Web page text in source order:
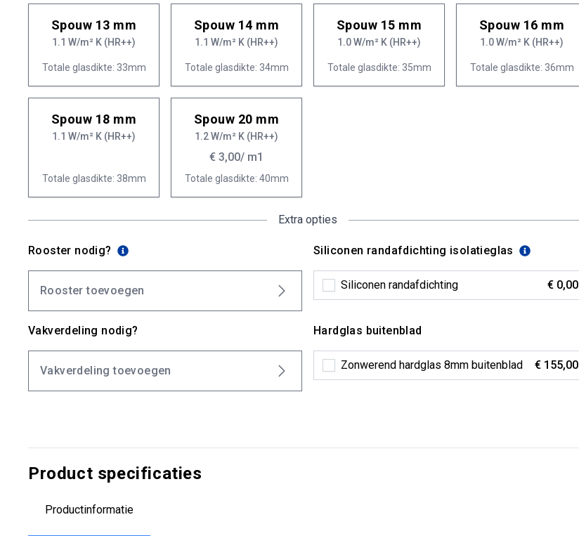
Spouw 13 mm
1.1 W/m² K (HR++)
Totale glasdikte: 33mm
Spouw 14 mm
1.1 W/m² K (HR++)
Totale glasdikte: 34mm
Spouw 15 mm
1.0 W/m² K (HR++)
Totale glasdikte: 35mm
Spouw 16 mm
1.0 W/m² K (HR++)
Totale glasdikte: 36mm
Spouw 18 mm
1.1 W/m² K (HR++)
Totale glasdikte: 38mm
Spouw 20 mm
1.2 W/m² K (HR++)
€ 3,00/ m1
Totale glasdikte: 40mm
Extra opties
Rooster nodig?
Rooster toevoegen
Siliconen randafdichting isolatieglas
Siliconen randafdichting € 0,00
Vakverdeling nodig?
Vakverdeling toevoegen
Hardglas buitenblad
Zonwerend hardglas 8mm buitenblad € 155,00
Product specificaties
Productinformatie